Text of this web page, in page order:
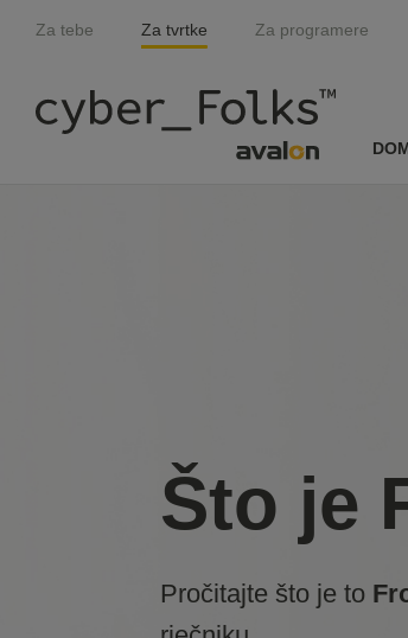
Za tebe Za tvrtke Za programere
Što je
Pročitajte što je to